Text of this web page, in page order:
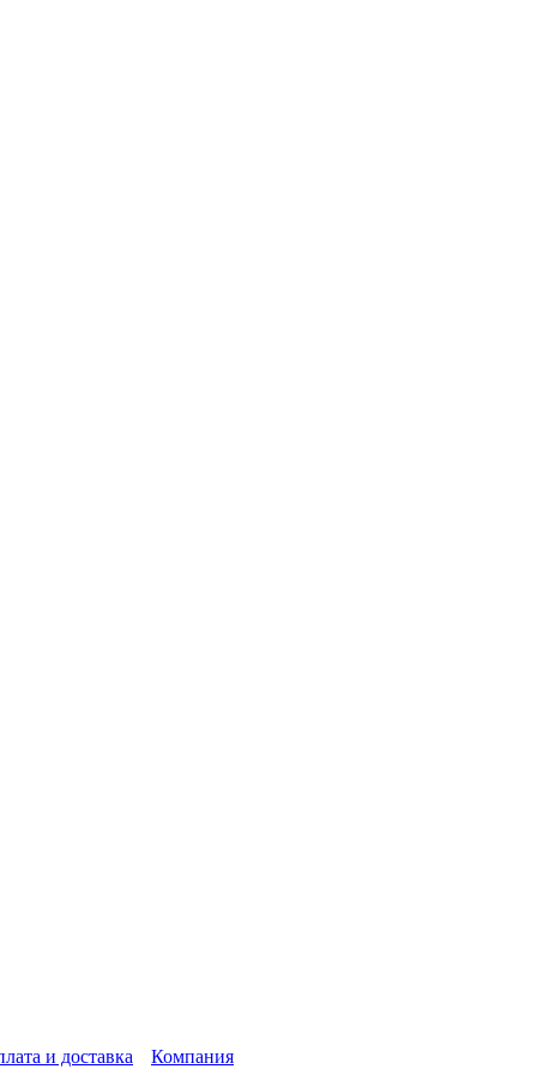
и доставка Компания